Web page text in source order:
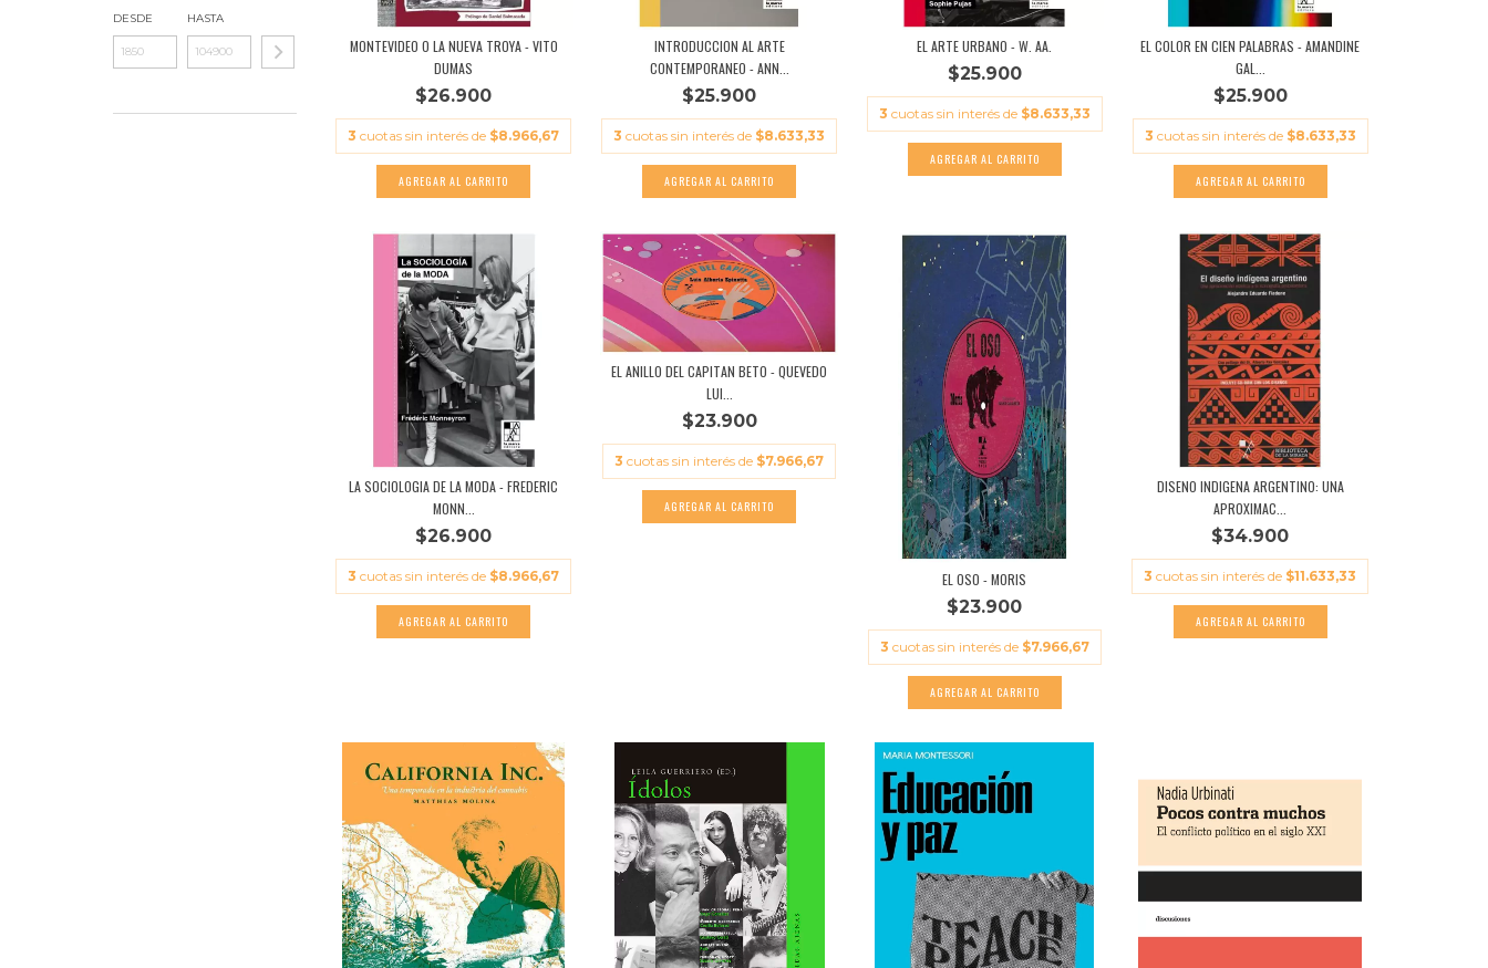
DESDE HASTA
MONTEVIDEO O LA NUEVA TROYA - VITO
DUMAS
$26.900
3 cuotas sin interés de $8.966,67
INTRODUCCION AL ARTE
CONTEMPORANEO - ANN...
$25.900
3 cuotas sin interés de $8.633,33
EL ARTE URBANO - W. AA.
$25.900
3 cuotas sin interés de $8.633,33
EL COLOR EN CIEN PALABRAS - AMANDINE
GAL...
$25.900
3 cuotas sin interés de $8.633,33
LA SOCIOLOGIA DE LA MODA - FREDERIC
MONN...
$26.900
3 cuotas sin interés de $8.966,67
EL ANILLO DEL CAPITAN BETO - QUEVEDO
LUI...
$23.900
3 cuotas sin interés de $7.966,67
EL OSO - MORIS
$23.900
3 cuotas sin interés de $7.966,67
DISENO INDIGENA ARGENTINO: UNA
APROXIMAC...
$34.900
3 cuotas sin interés de $11.633,33